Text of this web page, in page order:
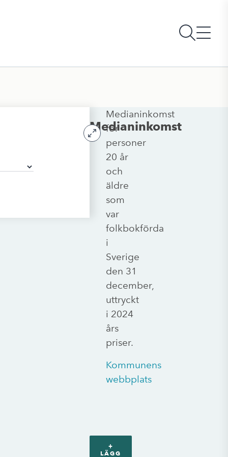
Medianinkomst
+
LÄGG
Medianinkomst
för
personer
20 år
och
äldre
som
var
folkbokförda
i
Sverige
den 31
december,
uttryckt
i 2024
års
priser.
Kommunens
webbplats